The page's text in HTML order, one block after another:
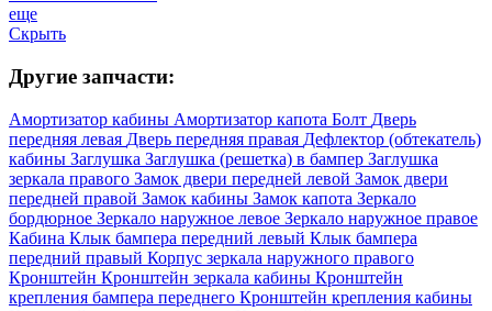
еще
Скрыть
Другие запчасти:
Амортизатор кабины Амортизатор капота Болт Дверь
передняя левая Дверь передняя правая Дефлектор (обтекатель)
кабины Заглушка Заглушка (решетка) в бампер Заглушка
зеркала правого Замок двери передней левой Замок двери
передней правой Замок кабины Замок капота Зеркало
бордюрное Зеркало наружное левое Зеркало наружное правое
Кабина Клык бампера передний левый Клык бампера
передний правый Корпус зеркала наружного правого
Кронштейн Кронштейн зеркала кабины Кронштейн
крепления бампера переднего Кронштейн крепления кабины